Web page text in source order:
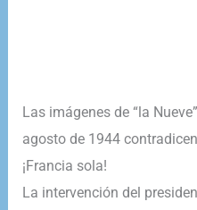
​Las imágenes de “la
agosto de 1944 contradicen
¡Francia sola!
La intervención del